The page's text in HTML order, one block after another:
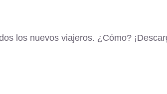
los nuevos viajeros. ¿Cómo?